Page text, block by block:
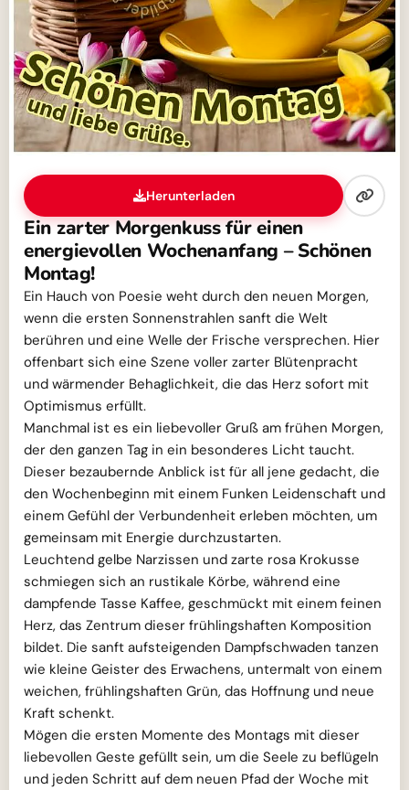
Herunterladen
Ein zarter Morgenkuss für einen
energievollen Wochenanfang – Schönen
Montag!
Ein Hauch von Poesie weht durch den neuen Morgen,
wenn die ersten Sonnenstrahlen sanft die Welt
berühren und eine Welle der Frische versprechen. Hier
offenbart sich eine Szene voller zarter Blütenpracht
und wärmender Behaglichkeit, die das Herz sofort mit
Optimismus erfüllt.
Manchmal ist es ein liebevoller Gruß am frühen Morgen,
der den ganzen Tag in ein besonderes Licht taucht.
Dieser bezaubernde Anblick ist für all jene gedacht, die
den Wochenbeginn mit einem Funken Leidenschaft und
einem Gefühl der Verbundenheit erleben möchten, um
gemeinsam mit Energie durchzustarten.
Leuchtend gelbe Narzissen und zarte rosa Krokusse
schmiegen sich an rustikale Körbe, während eine
dampfende Tasse Kaffee, geschmückt mit einem feinen
Herz, das Zentrum dieser frühlingshaften Komposition
bildet. Die sanft aufsteigenden Dampfschwaden tanzen
wie kleine Geister des Erwachens, untermalt von einem
weichen, frühlingshaften Grün, das Hoffnung und neue
Kraft schenkt.
Mögen die ersten Momente des Montags mit dieser
liebevollen Geste gefüllt sein, um die Seele zu beflügeln
und jeden Schritt auf dem neuen Pfad der Woche mit